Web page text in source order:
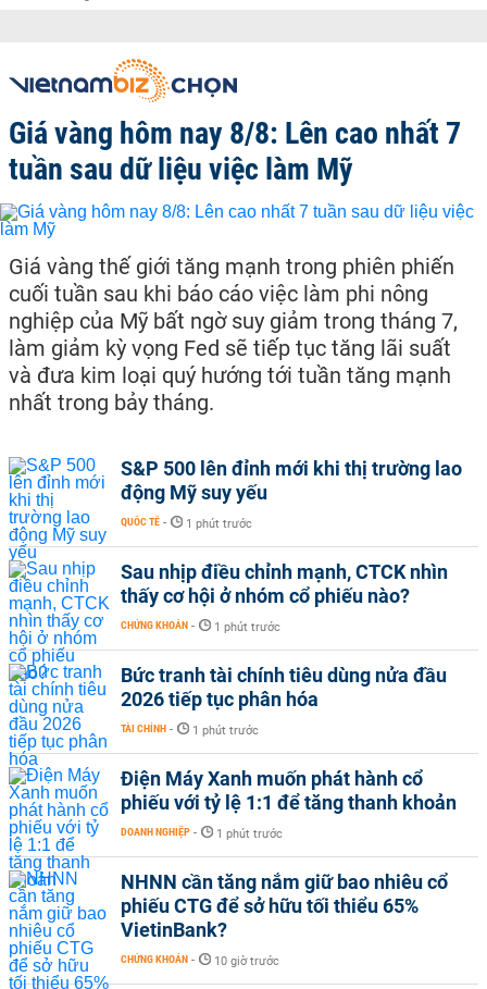
Giá vàng hôm nay 8/8: Lên cao nhất 7
tuần sau dữ liệu việc làm Mỹ
Giá vàng thế giới tăng mạnh trong phiên phiến
cuối tuần sau khi báo cáo việc làm phi nông
nghiệp của Mỹ bất ngờ suy giảm trong tháng 7,
làm giảm kỳ vọng Fed sẽ tiếp tục tăng lãi suất
và đưa kim loại quý hướng tới tuần tăng mạnh
nhất trong bảy tháng.
S&P 500 lên đỉnh mới khi thị trường lao
động Mỹ suy yếu
QUỐC TẾ - 1 phút trước
Sau nhịp điều chỉnh mạnh, CTCK nhìn
thấy cơ hội ở nhóm cổ phiếu nào?
CHỨNG KHOÁN - 1 phút trước
Bức tranh tài chính tiêu dùng nửa đầu
2026 tiếp tục phân hóa
TÀI CHÍNH - 1 phút trước
Điện Máy Xanh muốn phát hành cổ
phiếu với tỷ lệ 1:1 để tăng thanh khoản
DOANH NGHIỆP - 1 phút trước
NHNN cần tăng nắm giữ bao nhiêu cổ
phiếu CTG để sở hữu tối thiểu 65%
VietinBank?
CHỨNG KHOÁN - 10 giờ trước